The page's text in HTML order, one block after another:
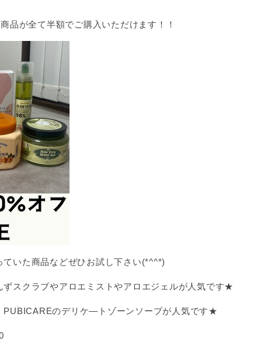
品が全て半額でご購入いただけます！！
いた商品などぜひお試し下さい(*^^*)
ずスクラブやアロエミストやアロエジェルが人気です★
PUBICAREのデリケ―トゾーンソープが人気です★